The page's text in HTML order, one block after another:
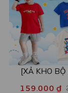
[XẢ KHO
159.000 ₫